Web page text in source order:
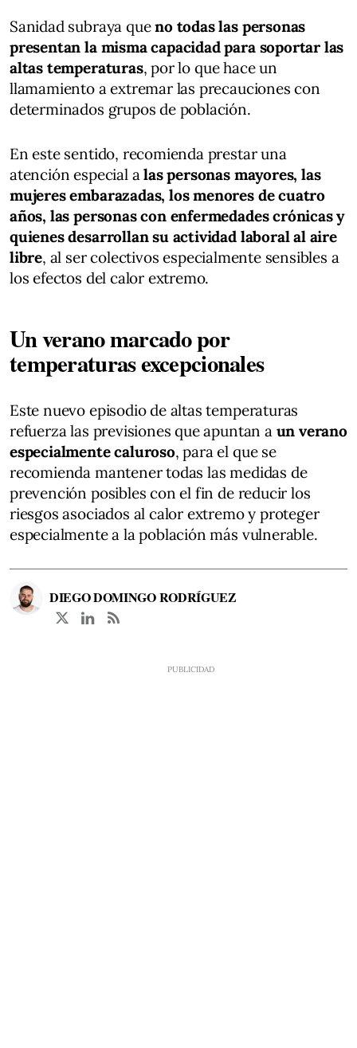
Sanidad subraya queno todas las personas
presentan la misma capacidad para soportar las
altas temperaturas, por lo que hace un
llamamiento a extremar las precauciones con
determinados grupos de población.
En este sentido, recomienda prestar una
atención especial alas personas mayores, las
mujeres embarazadas, los menores de cuatro
años, las personas con enfermedades crónicas y
quienes desarrollan su actividad laboral al aire
libre, al ser colectivos especialmente sensibles a
los efectos del calor extremo.
Un verano marcado por
temperaturas excepcionales
Este nuevo episodio de altas temperaturas
refuerza las previsiones que apuntan a un verano
especialmente caluroso, para el que se
recomienda mantener todas las medidas de
prevención posibles con el fin de reducir los
riesgos asociados al calor extremo y proteger
especialmente a la población más vulnerable.
DIEGO DOMINGO RODRÍGUEZ